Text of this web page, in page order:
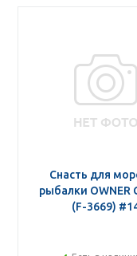
Снасть для
рыбалки OWNER
(F-3669)